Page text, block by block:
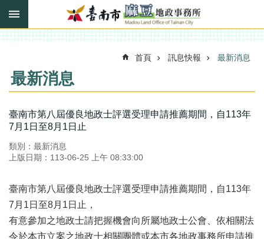
跳到主要內容區塊
搜
進
階
訊
息
報
關
簡
介
首頁 訊息快報 最新消息
最新消息
臺南市第八屆優良地政士評選受理申請推薦期間，自113年
7月1日至8月1日止
類別：最新消息
上版日期：113-06-25 上午 08:33:00
臺南市第八屆優良地政士評選受理申請推薦期間，自113年
7月1日至8月1日止，
有意參加之地政士請把握機會向所屬地政士公會、依相關法
令於本市立案之地政士相關團體或本市各地政事務所申請推